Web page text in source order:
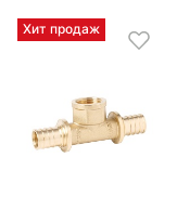
Хит продаж